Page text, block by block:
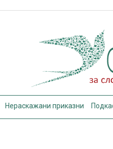
Нераскажани приказни